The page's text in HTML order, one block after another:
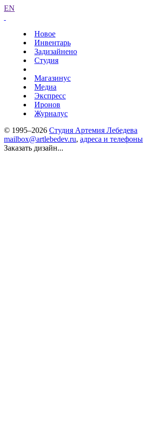
EN
Новое
Инвентарь
Задизайнено
Студия
Магазинус
Медиа
Экспресс
Иронов
Журналус
© 1995–2026 Студия Артемия Лебедева
mailbox@artlebedev.ru, адреса и телефоны
Заказать дизайн...